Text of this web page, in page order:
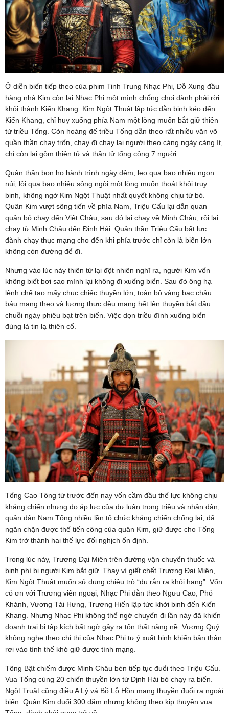
Ở diễn biến tiếp theo của phim Tinh Trung Nhạc Phi, Đỗ Xung đầu
hàng nhà Kim còn lại Nhạc Phi một mình chống chọi đành phải rời
khỏi thành Kiến Khang. Kim Ngột Thuật lập tức dẫn binh kéo đến
Kiến Khang, chỉ huy xuống phía Nam một lòng muốn bắt giữ thiên
tử triều Tống. Còn hoàng đế triều Tống dẫn theo rất nhiều văn võ
quần thần chạy trốn, chạy đi chạy lại người theo càng ngày càng ít,
chỉ còn lại gồm thiên tử và thần tử tổng cộng 7 người.
Quân thần bọn họ hành trình ngày đêm, leo qua bao nhiêu ngọn
núi, lội qua bao nhiêu sông ngòi một lòng muốn thoát khỏi truy
binh, không ngờ Kim Ngột Thuật nhất quyết không chịu từ bỏ.
Quân Kim vượt sông tiến về phía Nam, Triệu Cấu lại dẫn quan
quân bỏ chạy đến Việt Châu, sau đó lại chạy về Minh Châu, rồi lại
chạy từ Minh Châu đến Định Hải. Quân thần Triệu Cấu bất lực
đành chạy thục mạng cho đến khi phía trước chỉ còn là biển lớn
không còn đường để đi.
Nhưng vào lúc này thiên tử lại đột nhiên nghĩ ra, người Kim vốn
không biết bơi sao mình lại không đi xuống biển. Sau đó ông hạ
lệnh chế tạo mấy chục chiếc thuyền lớn, toàn bộ vàng bạc châu
báu mang theo và lương thực đều mang hết lên thuyền bắt đầu
chuỗi ngày phiêu bạt trên biển. Việc dọn triều đình xuống biển
đúng là tin lạ thiên cổ.
Tống Cao Tông từ trước đến nay vốn cầm đầu thế lực không chịu
kháng chiến nhưng do áp lực của dư luận trong triều và nhân dân,
quân dân Nam Tống nhiều lần tổ chức kháng chiến chống lại, đã
ngăn chặn được thế tiến công của quân Kim, giữ được cho Tống –
Kim trở thành hai thế lực đối nghịch ổn định.
Trong lúc này, Trương Đại Miên trên đường vận chuyển thuốc và
binh phí bị người Kim bắt giữ. Thay vì giết chết Trương Đại Miên,
Kim Ngột Thuật muốn sử dụng chiêu trò “dụ rắn ra khỏi hang”. Vốn
có ơn với Trương viên ngoại, Nhạc Phi dẫn theo Ngưu Cao, Phó
Khánh, Vương Tái Hưng, Trương Hiến lập tức khởi binh đến Kiến
Khang. Nhưng Nhạc Phi không thể ngờ chuyến đi lần này đã khiến
doanh trại bị tập kích bất ngờ gây ra tổn thất nặng nề. Vương Quý
không nghe theo chỉ thị của Nhạc Phi tự ý xuất binh khiến bản thân
rơi vào tình thế khó giữ được tính mạng.
Tông Bật chiếm được Minh Châu bèn tiếp tục đuổi theo Triệu Cấu.
Vua Tống cùng 20 chiến thuyền lớn từ Định Hải bỏ chạy ra biển.
Ngột Truật cũng điều A Lý và Bồ Lỗ Hồn mang thuyền đuổi ra ngoài
biển. Quân Kim đuổi 300 dặm nhưng không theo kịp thuyền vua